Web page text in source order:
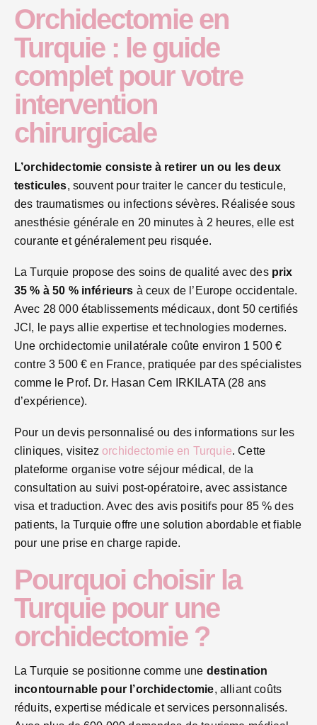
Orchidectomie en
Turquie : le guide
complet pour votre
intervention
chirurgicale
L’orchidectomie consiste à retirer un ou les deux
testicules, souvent pour traiter le cancer du testicule,
des traumatismes ou infections sévères. Réalisée sous
anesthésie générale en 20 minutes à 2 heures, elle est
courante et généralement peu risquée.
La Turquie propose des soins de qualité avec des prix
35 % à 50 % inférieurs à ceux de l’Europe occidentale.
Avec 28 000 établissements médicaux, dont 50 certifiés
JCI, le pays allie expertise et technologies modernes.
Une orchidectomie unilatérale coûte environ 1 500 €
contre 3 500 € en France, pratiquée par des spécialistes
comme le Prof. Dr. Hasan Cem IRKILATA (28 ans
d’expérience).
Pour un devis personnalisé ou des informations sur les
cliniques, visitezorchidectomie en Turquie. Cette
plateforme organise votre séjour médical, de la
consultation au suivi post-opératoire, avec assistance
visa et traduction. Avec des avis positifs pour 85 % des
patients, la Turquie offre une solution abordable et fiable
pour une prise en charge rapide.
Pourquoi choisir la
Turquie pour une
orchidectomie ?
La Turquie se positionne comme une destination
incontournable pour l’orchidectomie, alliant coûts
réduits, expertise médicale et services personnalisés.